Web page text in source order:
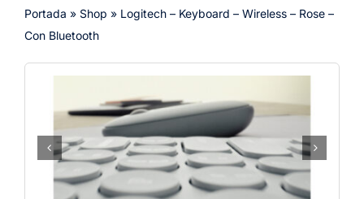
Portada » Shop » Logitech – Keyboard – Wireless – Rose –
Con Bluetooth